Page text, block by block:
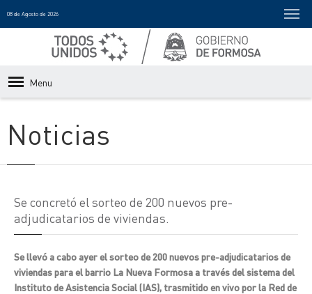
08 de Agosto de 2026
Menu
Noticias
Se concretó el sorteo de 200 nuevos pre-
adjudicatarios de viviendas.
Se llevó a cabo ayer el sorteo de 200 nuevos pre-adjudicatarios de
viviendas para el barrio La Nueva Formosa a través del sistema del
Instituto de Asistencia Social (IAS), trasmitido en vivo por la Red de